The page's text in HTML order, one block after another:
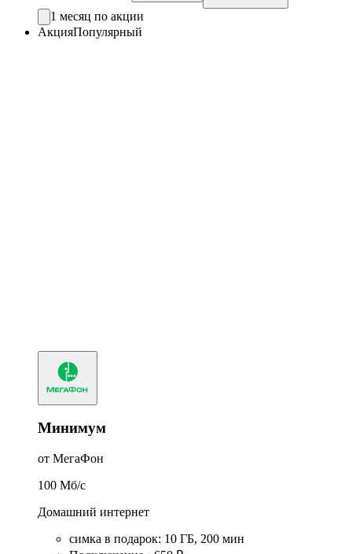
1 месяц по акции
АкцияПопулярный
Минимум
от МегаФон
100 Мб/c
Домашний интернет
симка в подарок: 10 ГБ, 200 мин